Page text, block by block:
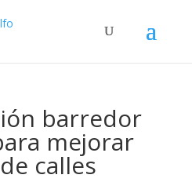
barredor
mejorar
calles